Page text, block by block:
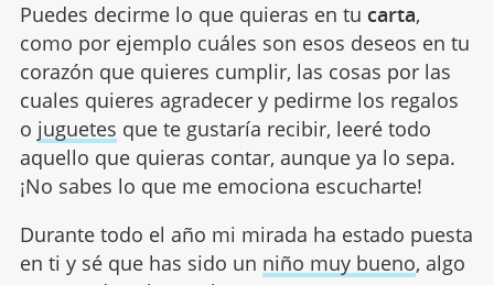
Puedes decirme lo que quieras en tu carta,
como por ejemplo cuáles son esos deseos en tu
corazón que quieres cumplir, las cosas por las
cuales quieres agradecer y pedirme los regalos
o juguetes que te gustaría recibir, leeré todo
aquello que quieras contar, aunque ya lo sepa.
¡No sabes lo que me emociona escucharte!
Durante todo el año mi mirada ha estado puesta
en ti y sé que has sido un niño muy bueno, algo